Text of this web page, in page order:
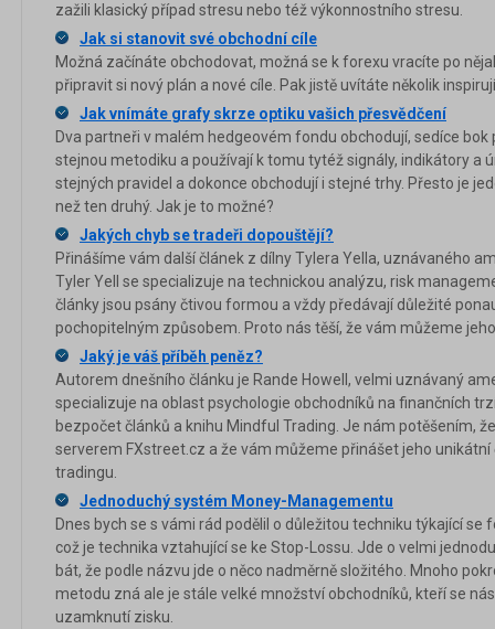
zažili klasický případ stresu nebo též výkonnostního stresu.
Jak si stanovit své obchodní cíle
Možná začínáte obchodovat, možná se k forexu vracíte po
připravit si nový plán a nové cíle. Pak jistě uvítáte několik
Jak vnímáte grafy skrze optiku vašich přesvědčení
Dva partneři v malém hedgeovém fondu obchodují, sedíce bok
stejnou metodiku a používají k tomu tytéž signály, indikátory a
stejných pravidel a dokonce obchodují i stejné trhy. Přesto je
než ten druhý. Jak je to možné?
Jakých chyb se tradeři dopouštějí?
Přinášíme vám další článek z dílny Tylera Yella, uznávaného
Tyler Yell se specializuje na technickou analýzu, risk
články jsou psány čtivou formou a vždy předávají důležité
pochopitelným způsobem. Proto nás těší, že vám můžeme
Jaký je váš příběh peněz?
Autorem dnešního článku je Rande Howell, velmi uznávaný
specializuje na oblast psychologie obchodníků na finančních
bezpočet článků a knihu Mindful Trading. Je nám potěšením,
serverem FXstreet.cz a že vám můžeme přinášet jeho
tradingu.
Jednoduchý systém Money-Managementu
Dnes bych se s vámi rád podělil o důležitou techniku týkající se
což je technika vztahující se ke Stop-Lossu. Jde o velmi
bát, že podle názvu jde o něco nadměrně složitého. Mnoho
metodu zná ale je stále velké množství obchodníků, kteří se
uzamknutí zisku.